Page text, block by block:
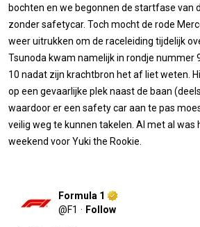
bochten en we begonnen de startfase van
zonder safetycar. Toch mocht de rode
weer uitrukken om de raceleiding tijdelijk
Tsunoda kwam namelijk in rondje nummer
10 nadat zijn krachtbron het af liet weten.
op een gevaarlijke plek naast de baan
waardoor er een safety car aan te pas
veilig weg te kunnen takelen. Al met al was
weekend voor Yuki the Rookie.
Formula 1
@F1 · Follow